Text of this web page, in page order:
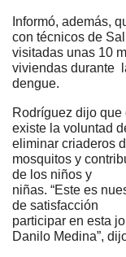
Informó, además,
con técnicos de
visitadas unas 10
viviendas durante
dengue.
Rodríguez dijo
existe la voluntad
eliminar criaderos
mosquitos y
de los niños y
niñas. “Este es
de satisfacción
participar en esta
Danilo Medina”,